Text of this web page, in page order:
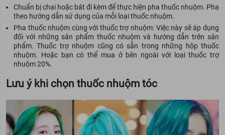
Chuẩn bị chai hoặc bát đi kèm để thực hiện pha thuốc nhuộm. Pha
theo hướng dẫn sử dụng của mỗi loại thuốc nhuộm.
Pha thuốc nhuộm cùng với thuốc trợ nhuộm: Việc này sẽ áp dụng
đối với những sản phẩm thuốc nhuộm và hướng dẫn trên sản
phẩm. Thuốc trợ nhuộm cũng có sẵn trong những hộp thuốc
nhuộm. Hoặc bạn có thể mua ở bên ngoài với loại thuốc trợ
nhuộm 20%.
Lưu ý khi chọn thuốc nhuộm tóc